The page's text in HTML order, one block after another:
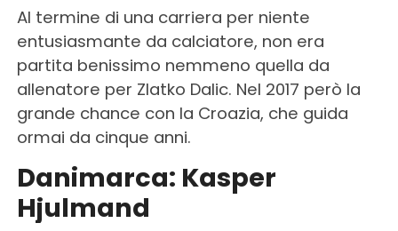
Al termine di una carriera per niente
entusiasmante da calciatore, non era
partita benissimo nemmeno quella da
allenatore per Zlatko Dalic. Nel 2017 però la
grande chance con la Croazia, che guida
ormai da cinque anni.
Danimarca: Kasper
Hjulmand